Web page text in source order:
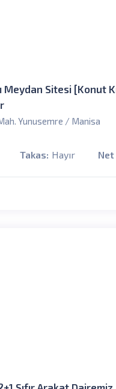
Meydan Sitesi [Konut
Yunusemre / Manisa
Takas: Hayır Net